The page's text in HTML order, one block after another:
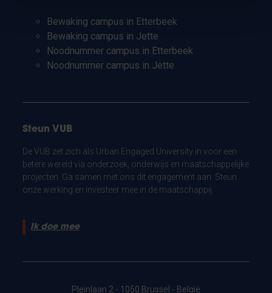
Bewaking campus in Etterbeek
Bewaking campus in Jette
Noodnummer campus in Etterbeek
Noodnummer campus in Jette
Steun VUB
De VUB zet zich als Urban Engaged University in voor een
betere wereld via onderzoek, onderwijs en maatschappelijke
projecten. Ga samen met ons dit engagement aan. Steun
onze werking en investeer mee in de maatschappij.
Ik doe mee
Pleinlaan 2 - 1050 Brussel - België